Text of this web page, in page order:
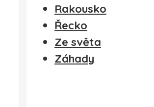
Rakousko
Řecko
Ze světa
Záhady